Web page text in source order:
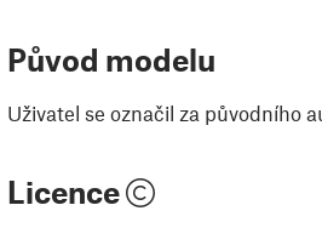
Původ modelu
Uživatel se označil za původního
Licence